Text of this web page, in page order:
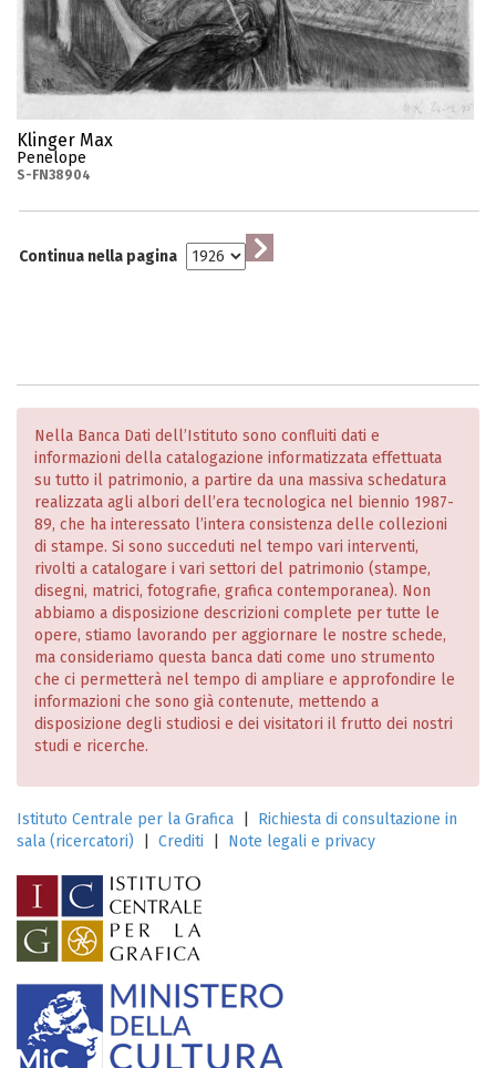
Klinger Max
Penelope
S-FN38904
Continua nella pagina
Nella Banca Dati dell’Istituto sono confluiti dati e
informazioni della catalogazione informatizzata effettuata
su tutto il patrimonio, a partire da una massiva schedatura
realizzata agli albori dell’era tecnologica nel biennio 1987-
89, che ha interessato l’intera consistenza delle collezioni
di stampe. Si sono succeduti nel tempo vari interventi,
rivolti a catalogare i vari settori del patrimonio (stampe,
disegni, matrici, fotografie, grafica contemporanea). Non
abbiamo a disposizione descrizioni complete per tutte le
opere, stiamo lavorando per aggiornare le nostre schede,
ma consideriamo questa banca dati come uno strumento
che ci permetterà nel tempo di ampliare e approfondire le
informazioni che sono già contenute, mettendo a
disposizione degli studiosi e dei visitatori il frutto dei nostri
studi e ricerche.
Istituto Centrale per la Grafica
Richiesta di consultazione in
sala (ricercatori)
Crediti Note legali e privacy